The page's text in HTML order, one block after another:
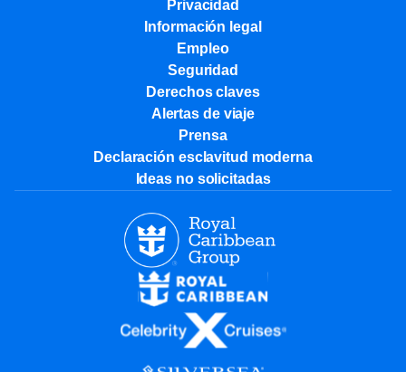
Privacidad
Información legal
Empleo
Seguridad
Derechos claves
Alertas de viaje
Prensa
Declaración esclavitud moderna
Ideas no solicitadas